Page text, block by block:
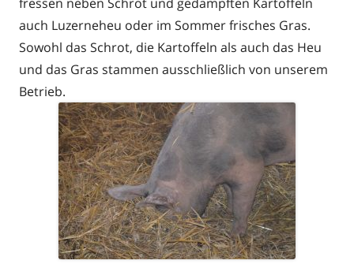
auch Luzerneheu oder im Sommer frisches Gras.
Sowohl das Schrot, die Kartoffeln als auch das Heu
und das Gras stammen ausschließlich von unserem
Betrieb.